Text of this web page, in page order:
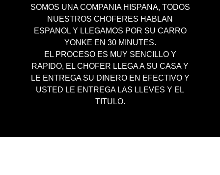
SOMOS UNA COMPANIA HISPANA, TODOS
NUESTROS CHOFERES HABLAN
ESPANOL Y LLEGAMOS POR SU CARRO
YONKE EN 30 MINUTES.
EL PROCESO ES MUY SENCILLO Y
RAPIDO, EL CHOFER LLEGA A SU CASA Y
LE ENTREGA SU DINERO EN EFECTIVO Y
USTED LE ENTREGA LAS LLEVES Y EL
TITULO.